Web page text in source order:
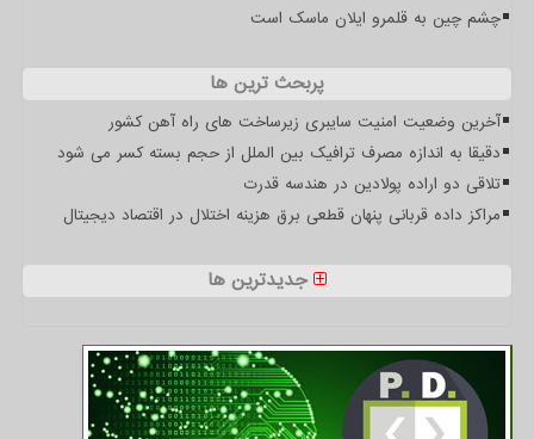
چشم چین به قلمرو ایلان ماسک است
پربحث ترین ها
آخرین وضعیت امنیت سایبری زیرساخت های راه آهن کشور
دقیقا به اندازه مصرف ترافیک بین الملل از حجم بسته کسر می شود
تلاقی دو اراده پولادین در هندسه قدرت
مراکز داده قربانی پنهان قطعی برق هزینه اختلال در اقتصاد دیجیتال
جدیدترین ها